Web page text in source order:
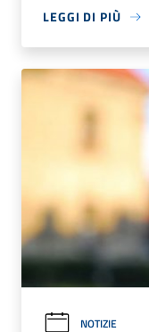
LEGGI DI PIÙ
NOTIZIE